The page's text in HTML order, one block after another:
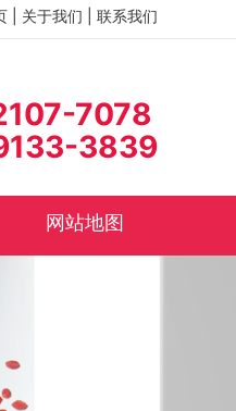
关于我们 联系我们
7078
3839
网站地图